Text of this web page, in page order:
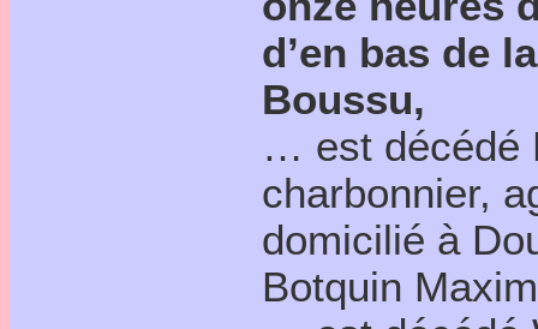
d’en bas de
Boussu,
… est décédé
charbonnier,
domicilié à
Botquin